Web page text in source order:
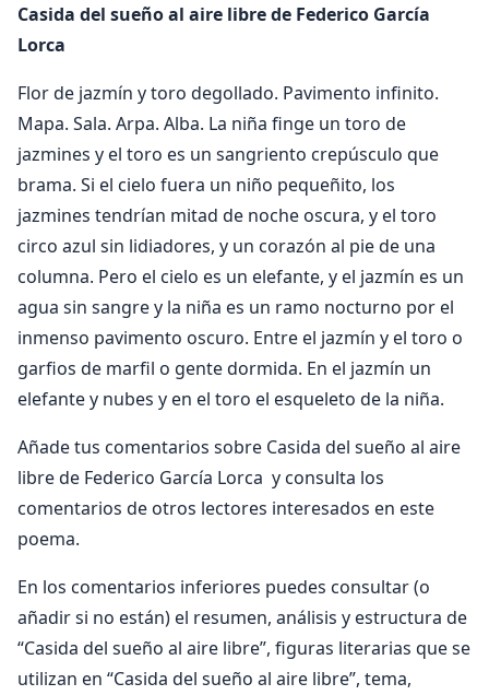
Casida del sueño al aire libre de Federico García
Lorca
Flor de jazmín y toro degollado. Pavimento infinito.
Mapa. Sala. Arpa. Alba. La niña finge un toro de
jazmines y el toro es un sangriento crepúsculo que
brama. Si el cielo fuera un niño pequeñito, los
jazmines tendrían mitad de noche oscura, y el toro
circo azul sin lidiadores, y un corazón al pie de una
columna. Pero el cielo es un elefante, y el jazmín es un
agua sin sangre y la niña es un ramo nocturno por el
inmenso pavimento oscuro. Entre el jazmín y el toro o
garfios de marfil o gente dormida. En el jazmín un
elefante y nubes y en el toro el esqueleto de la niña.
Añade tus comentarios sobre Casida del sueño al aire
libre de Federico García Lorca y consulta los
comentarios de otros lectores interesados en este
poema.
En los comentarios inferiores puedes consultar (o
añadir si no están) el resumen, análisis y estructura de
“Casida del sueño al aire libre”, figuras literarias que se
utilizan en “Casida del sueño al aire libre”, tema,